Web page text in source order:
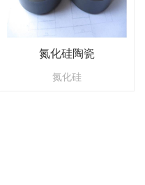
氮化硅陶瓷
氮化硅